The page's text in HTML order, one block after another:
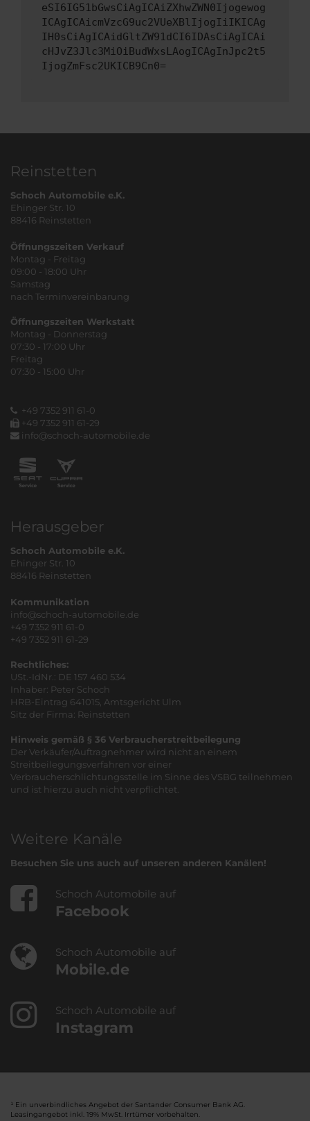
eSI6IG51bGwsCiAgICAiZXhwZWN0Ijogewog
ICAgICAicmVzcG9uc2VUeXBlIjogIiIKICAg
IH0sCiAgICAidGltZW91dCI6IDAsCiAgICAi
cHJvZ3Jlc3MiOiBudWxsLAogICAgInJpc2t5
IjogZmFsc2UKICB9Cn0=
Reinstetten
Schoch Automobile e.K.
Ehinger Str. 10
88416 Reinstetten
Öffnungszeiten Verkauf
Montag - Freitag
09:00 - 18:00 Uhr
Samstag
nach Terminvereinbarung
Öffnungszeiten Werkstatt
Montag - Donnerstag
07:30 - 17:00 Uhr
Freitag
07:30 - 15:00 Uhr
+49 7352 911 61-0
+49 7352 911 61-29
info@schoch-automobile.de
Herausgeber
Schoch Automobile e.K.
Ehinger Str. 10
88416 Reinstetten
Kommunikation
info@schoch-automobile.de
+49 7352 911 61-0
+49 7352 911 61-29
Rechtliches:
USt.-IdNr.: DE 157 460 534
Inhaber: Peter Schoch
HRB-Eintrag 641015, Amtsgericht Ulm
Sitz der Firma: Reinstetten
Hinweis gemäß § 36 Verbraucherstreitbeilegung
Der Verkäufer/Auftragnehmer wird nicht an einem
Streitbeilegungsverfahren vor einer
Verbraucherschlichtungsstelle im Sinne des VSBG teilnehmen
und ist hierzu auch nicht verpflichtet.
Weitere Kanäle
Besuchen Sie uns auch auf unseren anderen Kanälen!
Schoch Automobile auf
Facebook
Schoch Automobile auf
Mobile.de
Schoch Automobile auf
Instagram
¹ Ein unverbindliches Angebot der Santander Consumer Bank AG.
Leasingangebot inkl. 19% MwSt. Irrtümer vorbehalten.